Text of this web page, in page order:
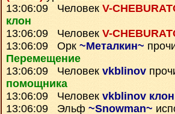
13:06:09 Человек V-
клон
13:06:09 Человек V-
13:06:09 Орк ~Металкин~
Перемещение
13:06:09 Человек vkblinov
помощника
13:06:09 Человек vkblinov
13:06:09 Эльф ~Snowman~